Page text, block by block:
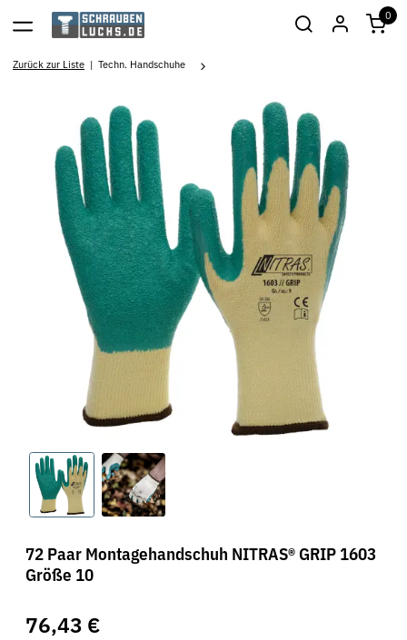
0
Zurück zur Liste Techn. Handschuhe
72 Paar Montagehandschuh NITRAS® GRIP 1603
Größe 10
76,43 €